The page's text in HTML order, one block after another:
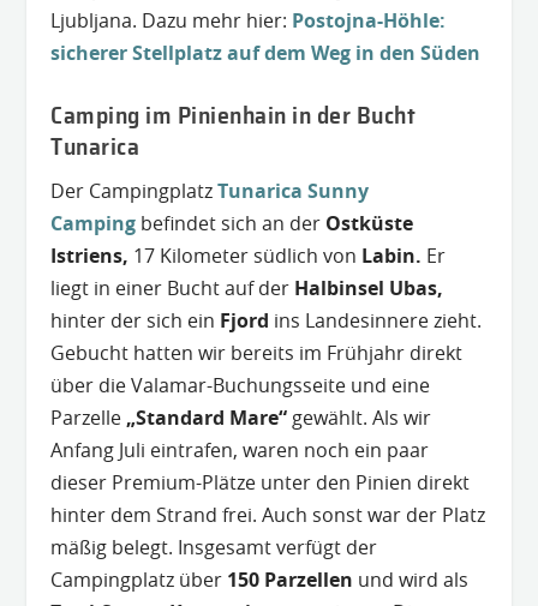
Ljubljana. Dazu mehr hier: Postojna-Höhle:
sicherer Stellplatz auf dem Weg in den Süden
Camping im Pinienhain in der Bucht
Tunarica
Der CampingplatzTunarica Sunny
Camping befindet sich an der Ostküste
Istriens, 17 Kilometer südlich von Labin. Er
liegt in einer Bucht auf der Halbinsel Ubas,
hinter der sich ein Fjord ins Landesinnere zieht.
Gebucht hatten wir bereits im Frühjahr direkt
über die Valamar-Buchungsseite und eine
Parzelle „Standard Mare“ gewählt. Als wir
Anfang Juli eintrafen, waren noch ein paar
dieser Premium-Plätze unter den Pinien direkt
hinter dem Strand frei. Auch sonst war der Platz
mäßig belegt. Insgesamt verfügt der
Campingplatz über 150 Parzellen und wird als